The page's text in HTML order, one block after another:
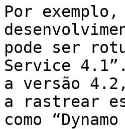
Por
pode ser
Service
a versão
a rastrear
como